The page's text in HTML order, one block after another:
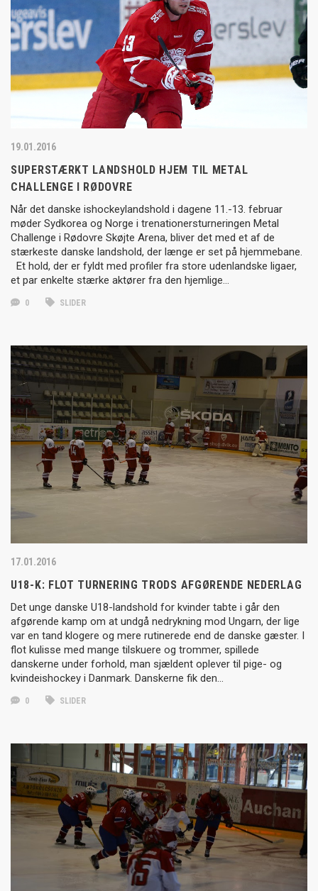
19.01.2016
SUPERSTÆRKT LANDSHOLD HJEM TIL METAL
CHALLENGE I RØDOVRE
Når det danske ishockeylandshold i dagene 11.-13. februar
møder Sydkorea og Norge i trenationersturneringen Metal
Challenge i Rødovre Skøjte Arena, bliver det med et af de
stærkeste danske landshold, der længe er set på hjemmebane.
Et hold, der er fyldt med profiler fra store udenlandske ligaer,
et par enkelte stærke aktører fra den hjemlige…
0 SLIDER
17.01.2016
U18-K: FLOT TURNERING TRODS AFGØRENDE NEDERLAG
Det unge danske U18-landshold for kvinder tabte i går den
afgørende kamp om at undgå nedrykning mod Ungarn, der lige
var en tand klogere og mere rutinerede end de danske gæster. I
flot kulisse med mange tilskuere og trommer, spillede
danskerne under forhold, man sjældent oplever til pige- og
kvindeishockey i Danmark. Danskerne fik den…
0 SLIDER